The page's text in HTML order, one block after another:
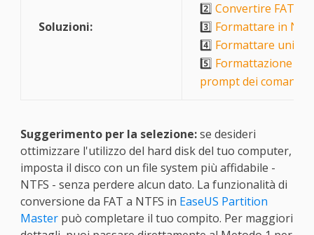
Soluzioni:
2️⃣ Convertire FAT32
3️⃣ Formattare in
4️⃣ Formattare unità
5️⃣ Formattazione
prompt dei comandi
Suggerimento per la selezione:se desideri
ottimizzare l'utilizzo del hard disk del tuo computer,
imposta il disco con un file system più affidabile -
NTFS - senza perdere alcun dato. La funzionalità di
conversione da FAT a NTFS in EaseUS Partition
Masterpuò completare il tuo compito. Per maggiori